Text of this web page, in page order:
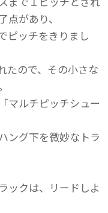
があり、
ピッチをきりまし
たので、その小さな
マルチピッチシュー
ング下を微妙なトラ
ックは、リードしよ